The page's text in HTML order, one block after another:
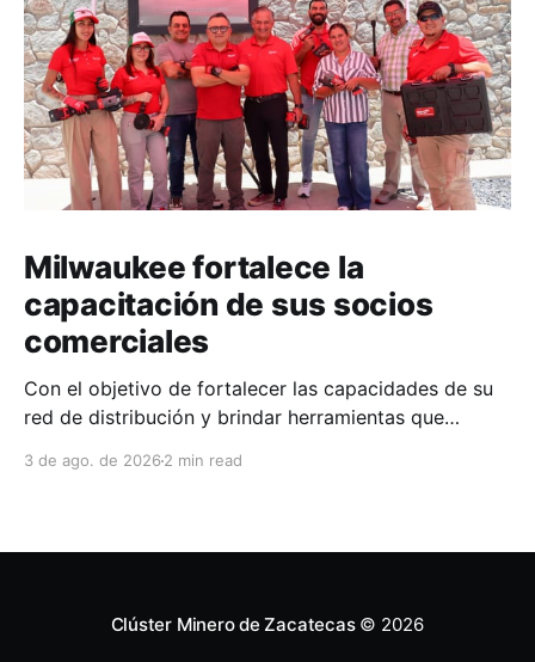
Milwaukee fortalece la
capacitación de sus socios
comerciales
Con el objetivo de fortalecer las capacidades de su
red de distribución y brindar herramientas que
técnico, Milwaukee llevó a cabo una capacitación
3 de ago. de 2026 2 min read
Clúster Minero de Zacatecas© 2026